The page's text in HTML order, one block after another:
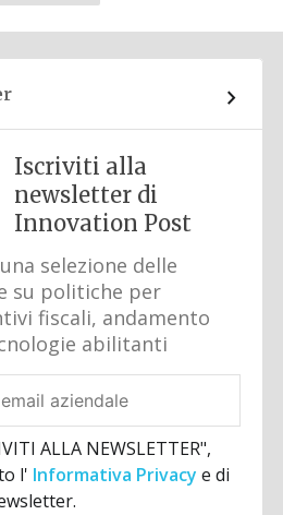
Iscriviti alla
newsletter di
Innovation Post
selezione delle
su politiche per
fiscali, andamento
abilitanti
ALLA NEWSLETTER",
l' Informativa Privacye di